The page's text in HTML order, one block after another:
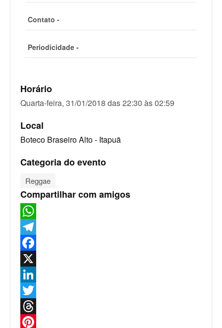
Contato -
Periodicidade -
Horário
Quarta-feira, 31/01/2018 das 22:30 às 02:59
Local
Boteco Braseiro Alto - Itapuã
Categoria do evento
Reggae
Compartilhar com amigos
WhatsApp
Telegram
Facebook
X
LinkedIn
Twitter
Threads